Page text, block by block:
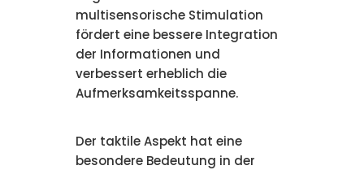
multisensorische Stimulation
fördert eine bessere Integration
der Informationen und
verbessert erheblich die
Aufmerksamkeitsspanne.
Der taktile Aspekt hat eine
besondere Bedeutung in der